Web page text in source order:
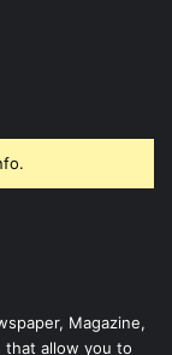
Magazine,
that allow you to